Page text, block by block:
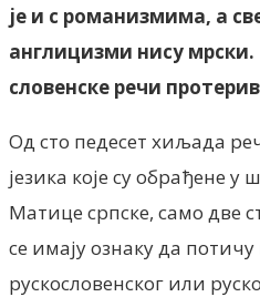
је и с романизмима, а
англицизми нису
словенске речи
Од сто педесет хиљада
језика које су обрађене
Матице српске, само две
се имају ознаку да
рускословенског или